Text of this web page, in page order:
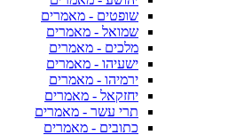
שופטים - מאמרים
שמואל - מאמרים
מלכים - מאמרים
ישעיהו - מאמרים
ירמיהו - מאמרים
יחזקאל - מאמרים
תרי עשר - מאמרים
כתובים - מאמרים